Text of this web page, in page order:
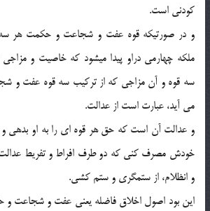
كودني است.
و در صورتيكه قوه عفت و شجاعت و حكمت هر
ملكه چهارمي دراو پيدا ميشود كه خاصيت و
سه قوه و آن مزاجي كه از تركيب سه قوه عفت
مي آيد، عبارت است از عدالت.
و عدالت آن است كه حق هر قوه اي را به او بدهي
خودش مصرف كني كه دو طرف افراط و تفريط عدالت
و انظلام، از ستمگري و ستم كشي.
اين بود اصول اخلاق فاضله يعني عفت و شجاعت